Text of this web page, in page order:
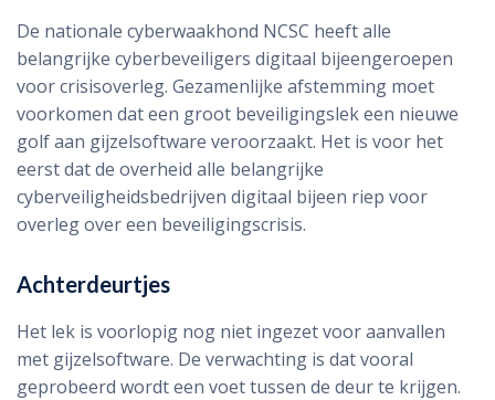
De nationale cyberwaakhond NCSC heeft alle
belangrijke cyberbeveiligers digitaal bijeengeroepen
voor crisisoverleg. Gezamenlijke afstemming moet
voorkomen dat een groot beveiligingslek een nieuwe
golf aan gijzelsoftware veroorzaakt. Het is voor het
eerst dat de overheid alle belangrijke
cyberveiligheidsbedrijven digitaal bijeen riep voor
overleg over een beveiligingscrisis.
Achterdeurtjes
Het lek is voorlopig nog niet ingezet voor aanvallen
met gijzelsoftware. De verwachting is dat vooral
geprobeerd wordt een voet tussen de deur te krijgen.